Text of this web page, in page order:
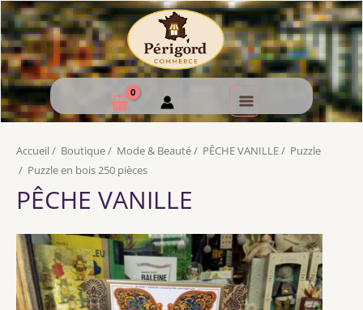
Accueil / Boutique/ Mode & Beauté/ PÊCHE VANILLE/ Puzzle
/ Puzzle en bois 250 pièces
PÊCHE VANILLE